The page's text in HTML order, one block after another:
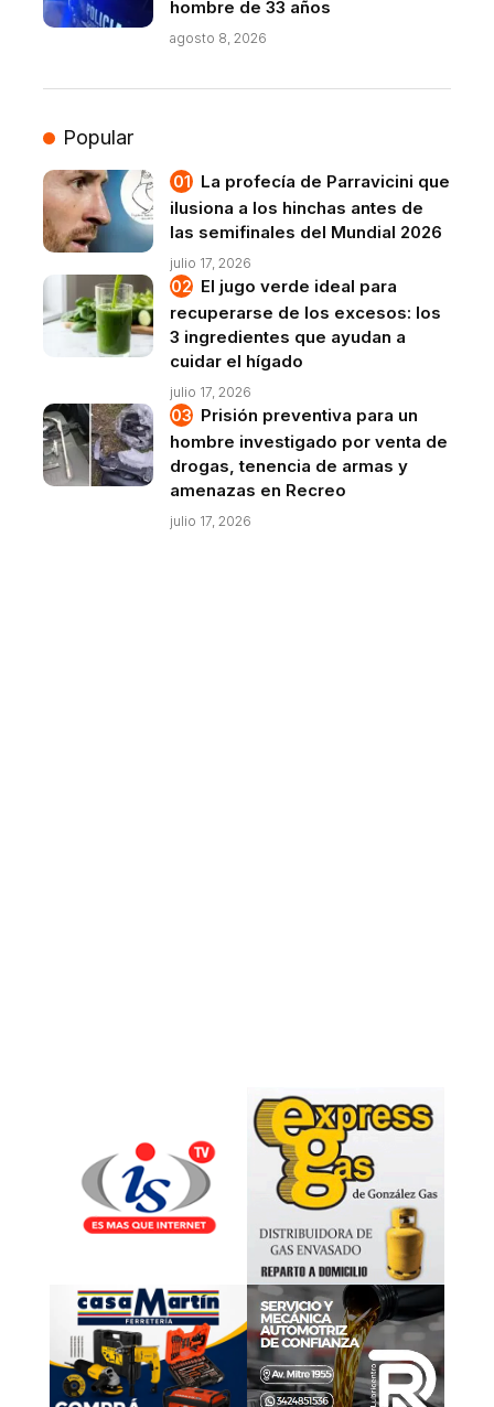
hombre de 33 años
agosto 8, 2026
Popular
La profecía de Parravicini que
ilusiona a los hinchas antes de
las semifinales del Mundial 2026
julio 17, 2026
El jugo verde ideal para
recuperarse de los excesos: los
3 ingredientes que ayudan a
cuidar el hígado
julio 17, 2026
Prisión preventiva para un
hombre investigado por venta de
drogas, tenencia de armas y
amenazas en Recreo
julio 17, 2026